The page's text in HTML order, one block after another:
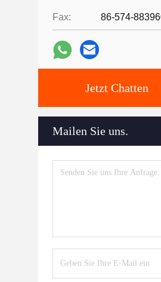
Fax: 86-574-
Jetzt Chatten
Mailen Sie uns.